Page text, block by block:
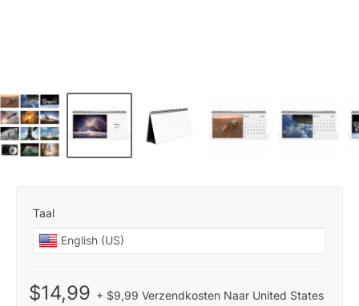
Taal
$14,99 + $9,99 Verzendkosten Naar United States